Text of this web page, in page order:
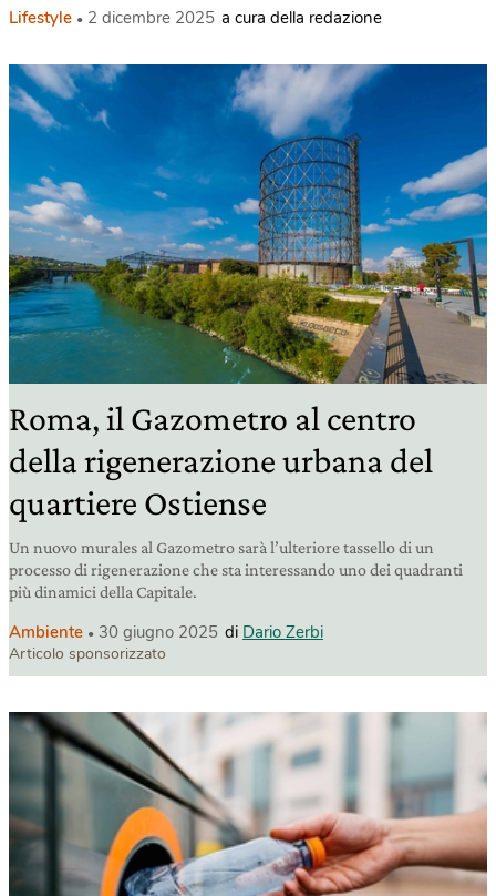
Lifestyle 2 dicembre 2025 a cura della redazione
Roma, il Gazometro al centro
della rigenerazione urbana del
quartiere Ostiense
Un nuovo murales al Gazometro sarà l’ulteriore tassello di un
processo di rigenerazione che sta interessando uno dei quadranti
più dinamici della Capitale.
Ambiente 30 giugno 2025 di Dario Zerbi
Articolo sponsorizzato